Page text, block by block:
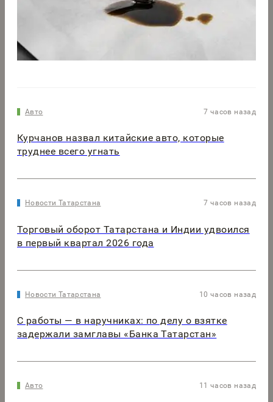
Авто 7 часов назад
Курчанов назвал китайские авто, которые
труднее всего угнать
Новости Татарстана 7 часов назад
Торговый оборот Татарстана и Индии удвоился
в первый квартал 2026 года
Новости Татарстана 10 часов назад
С работы — в наручниках: по делу о взятке
задержали замглавы «Банка Татарстан»
Авто 11 часов назад